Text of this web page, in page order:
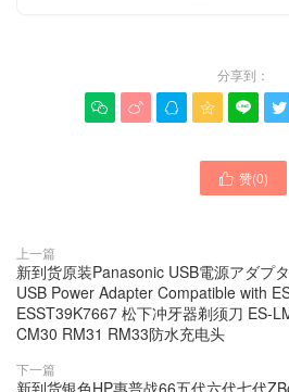
分享到：
     
 赞(0)
上一篇
新到货原装Panasonic USB電源アダプ
USB Power Adapter Compatible with
ESST39K7667 松下冲牙器剃须刀 ES-
CM30 RM31 RM33防水充电头
下一篇